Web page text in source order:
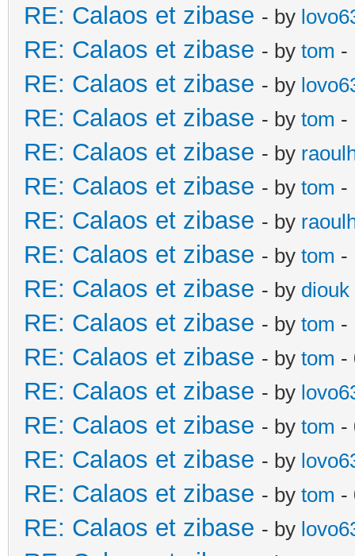
RE: Calaos et zibase - by
RE: Calaos et zibase - by tom -
RE: Calaos et zibase - by
RE: Calaos et zibase - by tom -
RE: Calaos et zibase - by
RE: Calaos et zibase - by tom -
RE: Calaos et zibase - by
RE: Calaos et zibase - by tom -
RE: Calaos et zibase - by diouk
RE: Calaos et zibase - by tom -
RE: Calaos et zibase - by tom -
RE: Calaos et zibase - by
RE: Calaos et zibase - by tom -
RE: Calaos et zibase - by
RE: Calaos et zibase - by tom -
RE: Calaos et zibase - by